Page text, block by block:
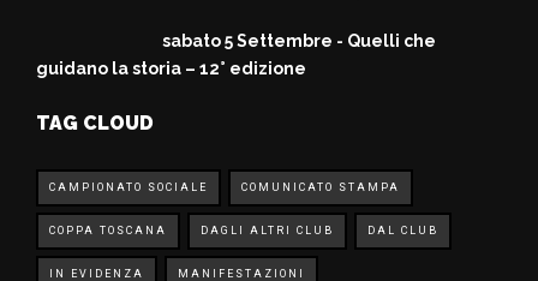
sabato 5 Settembre - Quelli che
guidano la storia – 12° edizione
TAG CLOUD
CAMPIONATO SOCIALE COMUNICATO STAMPA
COPPA TOSCANA DAGLI ALTRI CLUB DAL CLUB
IN EVIDENZA MANIFESTAZIONI